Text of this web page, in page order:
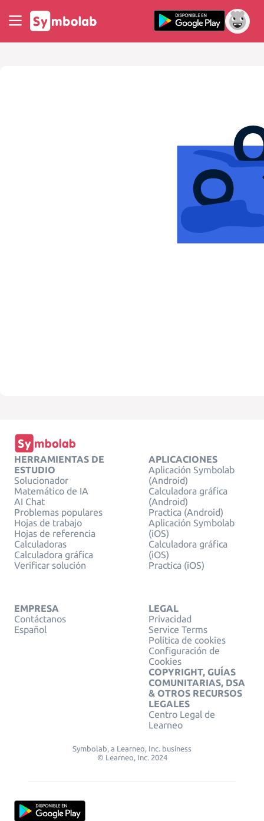
HERRAMIENTAS DE
ESTUDIO
Solucionador
Matemático de IA
AI Chat
Problemas populares
Hojas de trabajo
Hojas de referencia
Calculadoras
Calculadora gráfica
Verificar solución
APLICACIONES
Aplicación Symbolab
(Android)
Calculadora gráfica
(Android)
Practica (Android)
Aplicación Symbolab
(iOS)
Calculadora gráfica
(iOS)
Practica (iOS)
EMPRESA
Contáctanos
Español
LEGAL
Privacidad
Service Terms
Política de cookies
Configuración de
Cookies
COPYRIGHT, GUÍAS
COMUNITARIAS, DSA
& OTROS RECURSOS
LEGALES
Centro Legal de
Learneo
Symbolab, a Learneo, Inc. business
© Learneo, Inc. 2024